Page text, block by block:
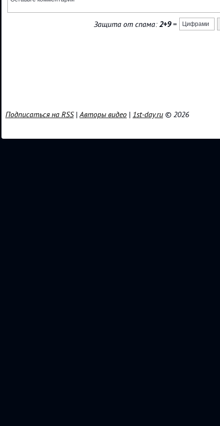
Защита от спама:2+9=
Подписаться на RSS|Авторы видео | 1st-day.ru © 2026